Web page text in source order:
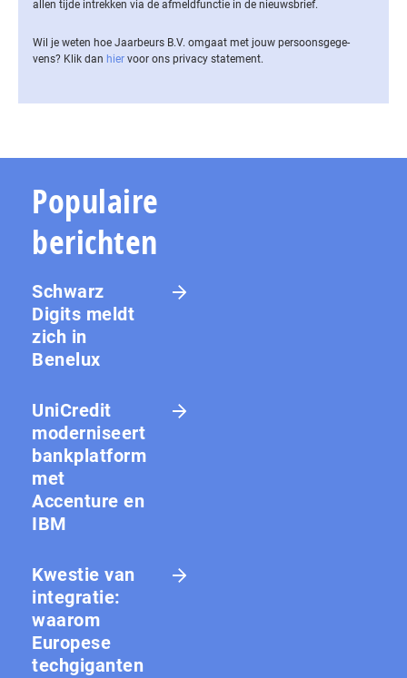
allen tijde intrekken via de af­meld­func­tie in de nieuwsbrief.
Wil je weten hoe Jaarbeurs B.V. omgaat met jouw per­soons­ge­ge­
vens? Klik dan hier voor ons privacy statement.
Populaire
berichten
Schwarz
Digits meldt
zich in
Benelux
UniCredit
moderniseert
bankplatform
met
Accenture en
IBM
Kwestie van
integratie:
waarom
Europese
techgiganten